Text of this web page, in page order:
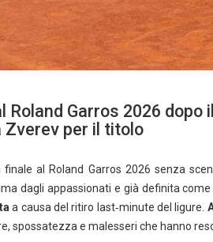
Roland Garros 2026
Zverev per il titolo
finale al Roland Garros 2026 senza
dagli appassionati e già definita
a causa del ritiro last‑minute del ligure.
spossatezza e malesseri che hanno